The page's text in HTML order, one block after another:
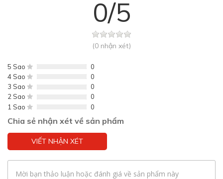
0/5
(0 nhận xét)
5 Sao
0
4 Sao
0
3 Sao
0
2 Sao
0
1 Sao
0
Chia sẻ nhận xét về sản phẩm
VIẾT NHẬN XÉT
Mời bạn thảo luận hoặc đánh giá về sản phẩm này